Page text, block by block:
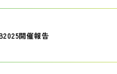
開催報告